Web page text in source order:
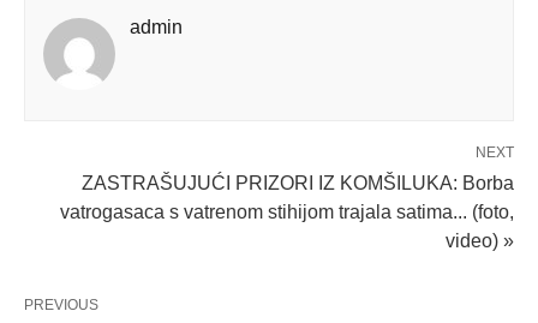
admin
NEXT
ZASTRAŠUJUĆI PRIZORI IZ KOMŠILUKA: Borba
vatrogasaca s vatrenom stihijom trajala satima... (foto,
video) »
PREVIOUS